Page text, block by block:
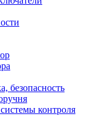
безопасность
контроля